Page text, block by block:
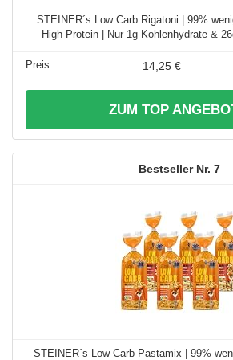
STEINER´s Low Carb Rigatoni | 99%
High Protein | Nur 1g Kohlenhydrate &
14,25 €
ZUM TOP
7
STEINER´s Low Carb Pastamix | 99%